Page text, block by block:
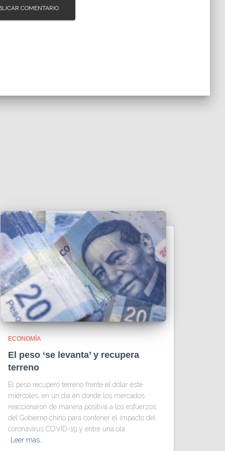
ECONOMÍA
El peso ‘se levanta’ y recupera
terreno
El peso recuperó terreno frente el dólar este
miércoles, en un día en donde los mercados
reaccionaron de manera positiva a los esfuerzos
del Gobierno chino para contener el impacto del
coronavirus COVID-19 y entre una ola
Leer más…